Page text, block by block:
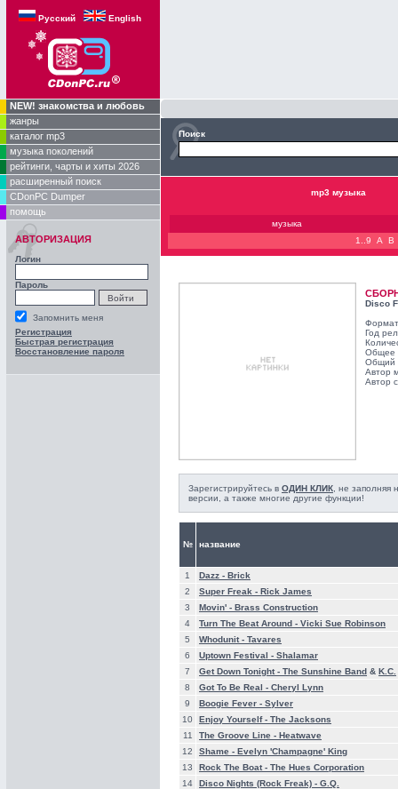
Русский English
NEW! знакомства и любовь
жанры
каталог mp3
музыка поколений
рейтинги, чарты и хиты 2026
расширенный поиск
CDonPC Dumper
помощь
АВТОРИЗАЦИЯ
Логин
Пароль
Запомнить меня
Регистрация
Быстрая регистрация
Восстановление пароля
Поиск
mp3 музыка
музыка
1..9
A B
Disco
Год
Общее
Общий
Автор
Автор
Зарегистрируйтесь в ОДИН КЛИК , не
версии, а также многие другие функции!
№ название
1 Dazz - Brick
2
Super Freak - Rick James
3
Movin' - Brass Construction
4
Turn The Beat Around - Vicki Sue Robinson
5
Whodunit - Tavares
6
Uptown Festival - Shalamar
7
Get Down Tonight - The Sunshine Band & K.C.
8
Got To Be Real - Cheryl Lynn
9
Boogie Fever - Sylver
10
Enjoy Yourself - The Jacksons
11
The Groove Line - Heatwave
12
Shame - Evelyn 'Champagne' King
13
Rock The Boat - The Hues Corporation
14
Disco Nights (Rock Freak) - G.Q.